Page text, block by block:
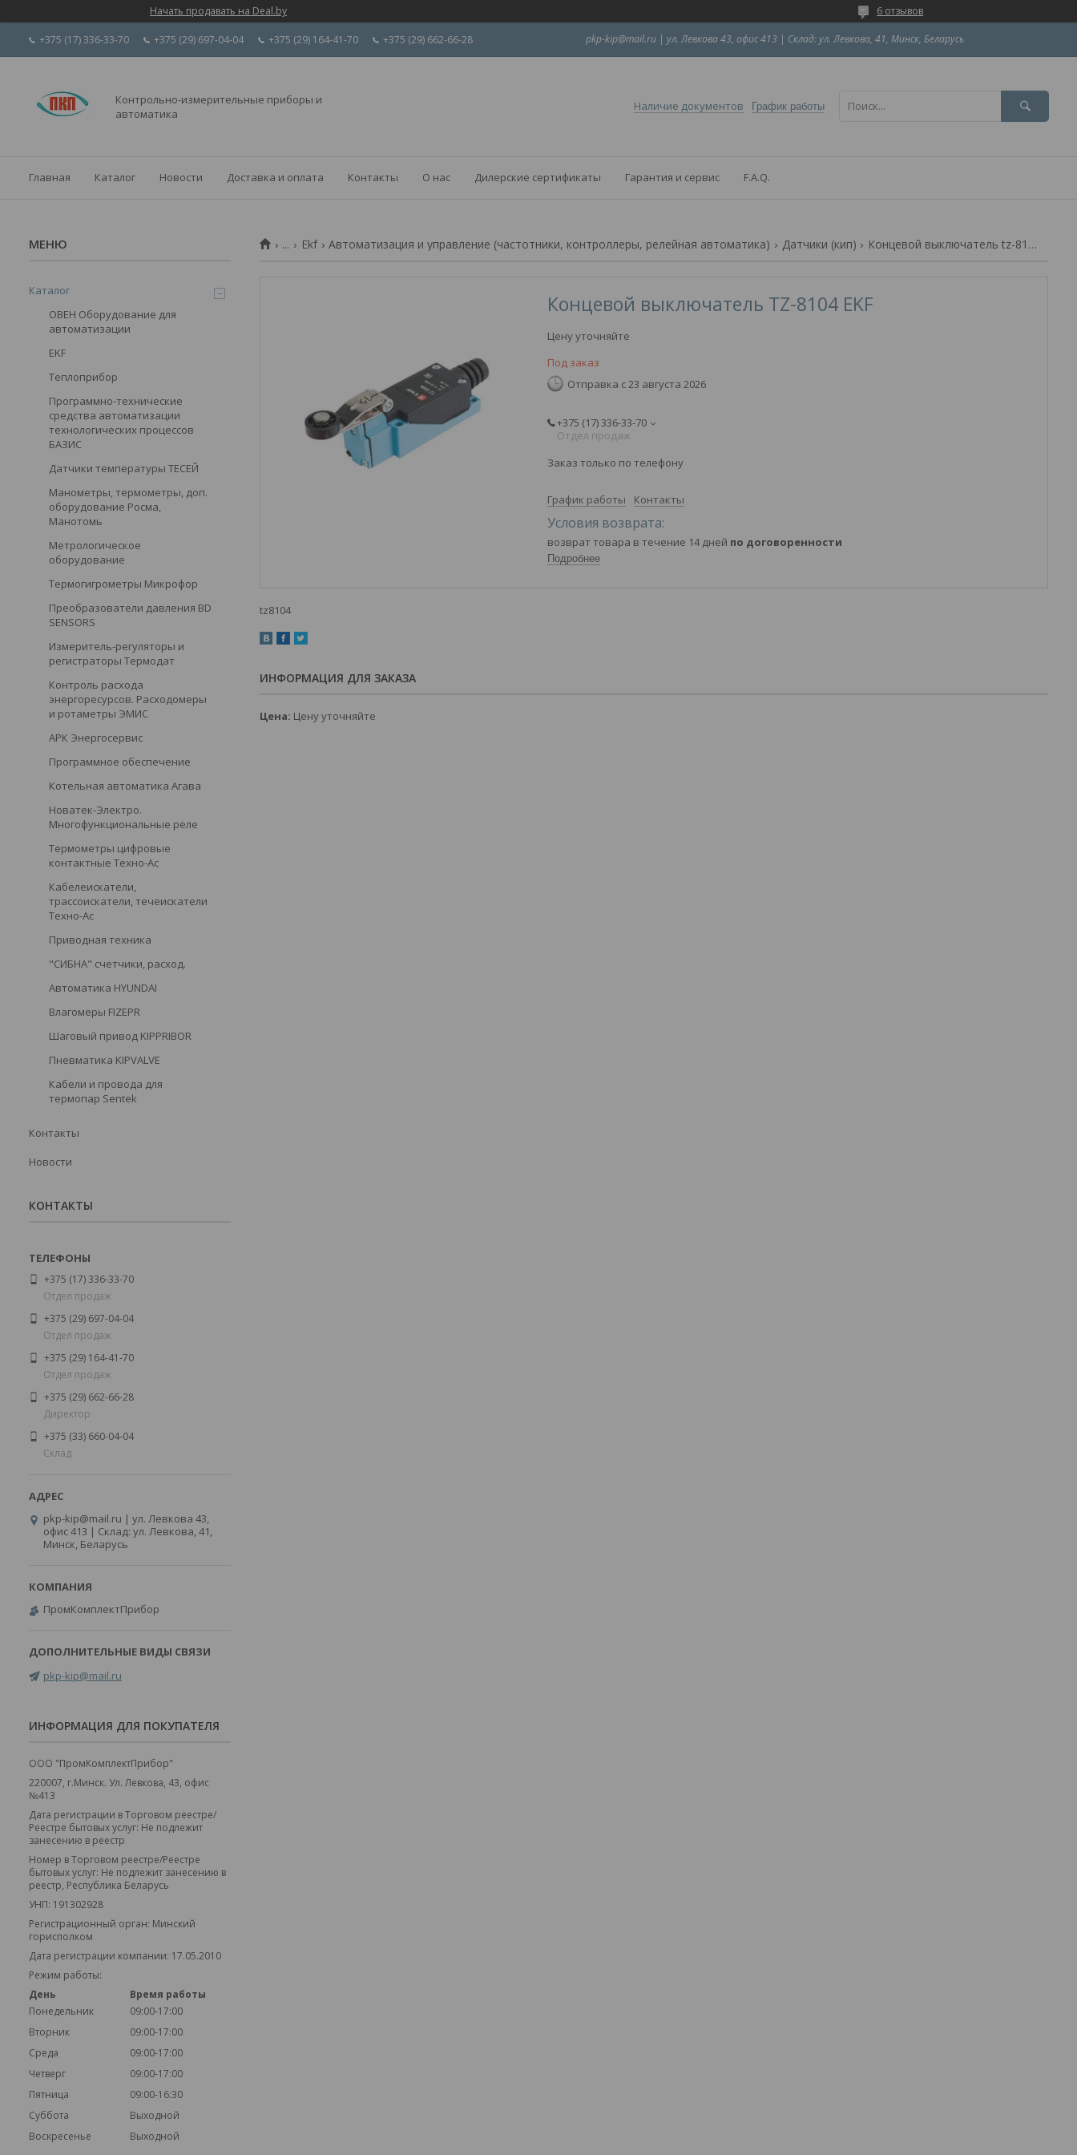
Начать продавать на Deal.by 6 отзывов
+375 (17) 336-33-70 +375 (29) 697-04-04 +375 (29) 164-41-70 +375 (29) 662-66-28 pkp-kip@mail.ru | ул. Левкова 43, офис 413 | Склад: ул. Левкова, 41, Минск, Беларусь
Контрольно-измерительные приборы и
автоматика
Наличие документов График работы
Главная Каталог Новости Доставка и оплата Контакты О нас Дилерские сертификаты Гарантия и сервис F.A.Q.
... Ekf Автоматизация и управление (частотники, контроллеры, релейная автоматика) Датчики (кип) Концевой выключатель tz-8104 ekf
Концевой выключатель TZ-8104 EKF
Цену уточняйте
Под заказ
Отправка с 23 августа 2026
+375 (17) 336-33-70
Отдел продаж
Заказ только по телефону
График работы Контакты
возврат товара в течение 14 дней по договоренности
Подробнее
tz8104
ИНФОРМАЦИЯ ДЛЯ ЗАКАЗА
Цена: Цену уточняйте
Каталог
ОВЕН Оборудование для
автоматизации
EKF
Теплоприбор
Программно-технические
средства автоматизации
технологических процессов
БАЗИС
Датчики температуры ТЕСЕЙ
Манометры, термометры, доп.
оборудование Росма,
Манотомь
Метрологическое
оборудование
Термогигрометры Микрофор
Преобразователи давления BD
SENSORS
Измеритель-регуляторы и
регистраторы Термодат
Контроль расхода
энергоресурсов. Расходомеры
и ротаметры ЭМИС
АРК Энергосервис
Программное обеспечение
Котельная автоматика Агава
Новатек-Электро.
Многофункциональные реле
Термометры цифровые
контактные Техно-Ас
Кабелеискатели,
трассоискатели, течеискатели
Техно-Ас
Приводная техника
"СИБНА" счетчики, расход.
Автоматика HYUNDAI
Влагомеры FIZEPR
Шаговый привод KIPPRIBOR
Пневматика KIPVALVE
Кабели и провода для
термопар Sentek
Контакты
Новости
КОНТАКТЫ
+375 (17) 336-33-70
Отдел продаж
+375 (29) 697-04-04
Отдел продаж
+375 (29) 164-41-70
Отдел продаж
+375 (29) 662-66-28
Директор
+375 (33) 660-04-04
Склад
pkp-kip@mail.ru | ул. Левкова 43,
офис 413 | Склад: ул. Левкова, 41,
Минск, Беларусь
ПромКомплектПрибор
pkp-kip@mail.ru
ИНФОРМАЦИЯ ДЛЯ ПОКУПАТЕЛЯ
ООО "ПромКомплектПрибор"
220007, г.Минск. Ул. Левкова, 43, офис
№413
Дата регистрации в Торговом реестре/
Реестре бытовых услуг: Не подлежит
занесению в реестр
Номер в Торговом реестре/Реестре
бытовых услуг: Не подлежит занесению в
реестр, Республика Беларусь
УНП: 191302928
Регистрационный орган: Минский
горисполком
Дата регистрации компании: 17.05.2010
Режим работы:
День
Время работы
Понедельник
09:00-17:00
Вторник
09:00-17:00
Среда
09:00-17:00
Четверг
09:00-17:00
Пятница
09:00-16:30
Суббота
Выходной
Воскресенье
Выходной